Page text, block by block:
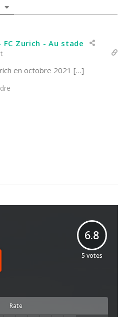
FC Zurich - Au stade
en octobre 2021 […]
6.8
5 votes
Rate